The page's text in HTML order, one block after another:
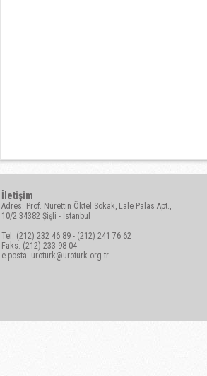
İletişim
Adres: Prof. Nurettin Öktel Sokak, Lale Palas Apt.,
10/2 34382 Şişli - İstanbul
Tel: (212) 232 46 89 - (212) 241 76 62
Faks: (212) 233 98 04
e-posta: uroturk@uroturk.org.tr